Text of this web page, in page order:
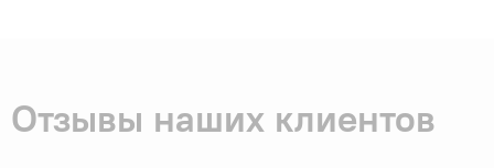
Отзывы наших клиентов